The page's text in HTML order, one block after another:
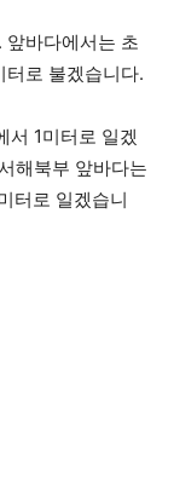
바다에서는 초
로 불겠습니다.
서 1미터로 일겠
해북부 앞바다는
터로 일겠습니